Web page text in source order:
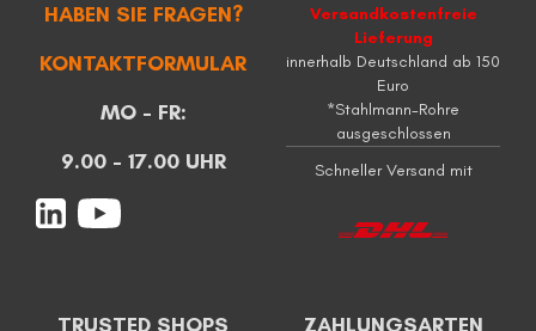
HABEN SIE FRAGEN?
KONTAKTFORMULAR
MO - FR:
9.00 - 17.00 UHR
Versandkostenfreie
Lieferung
innerhalb Deutschland ab 150
Euro
*Stahlmann-Rohre
ausgeschlossen
Schneller Versand mit
TRUSTED SHOPS ZAHLUNGSARTEN